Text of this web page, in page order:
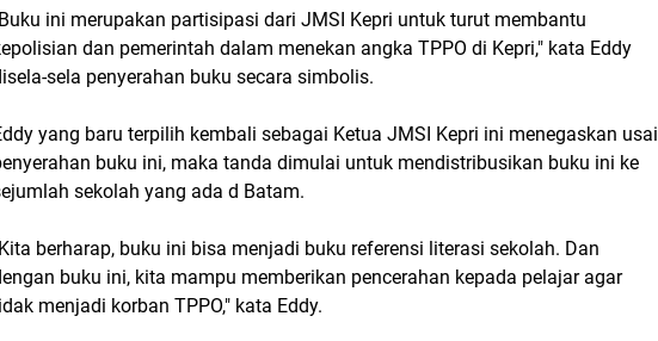
ini merupakan partisipasi dari JMSI Kepri untuk turut membantu
dan pemerintah dalam menekan angka TPPO di Kepri," kata Eddy
sela penyerahan buku secara simbolis.
yang baru terpilih kembali sebagai Ketua JMSI Kepri ini menegaskan usai
buku ini, maka tanda dimulai untuk mendistribusikan buku ini ke
sekolah yang ada d Batam.
berharap, buku ini bisa menjadi buku referensi literasi sekolah. Dan
buku ini, kita mampu memberikan pencerahan kepada pelajar agar
menjadi korban TPPO," kata Eddy.